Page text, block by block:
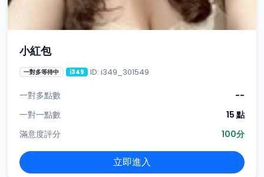
小紅包
一對多等待中 i349 ID: i349_301549
一對多點數
--
一對一點數
15 點
滿意度評分
100分
立即進入